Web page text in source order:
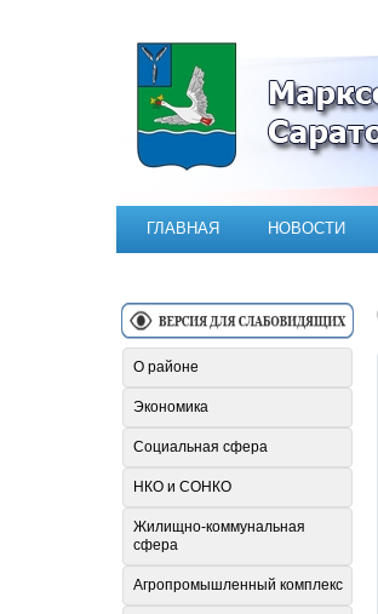
Официальный
ГЛАВНАЯ НОВОСТИ
О районе
Экономика
Социальная сфера
НКО и СОНКО
Жилищно-коммунальная
сфера
Агропромышленный комплекс